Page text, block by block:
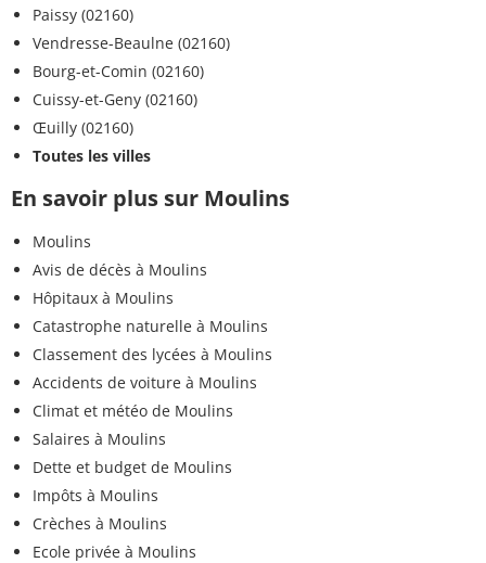
Paissy (02160)
Vendresse-Beaulne (02160)
Bourg-et-Comin (02160)
Cuissy-et-Geny (02160)
Œuilly (02160)
Toutes les villes
En savoir plus sur Moulins
Moulins
Avis de décès à Moulins
Hôpitaux à Moulins
Catastrophe naturelle à Moulins
Classement des lycées à Moulins
Accidents de voiture à Moulins
Climat et météo de Moulins
Salaires à Moulins
Dette et budget de Moulins
Impôts à Moulins
Crèches à Moulins
Ecole privée à Moulins